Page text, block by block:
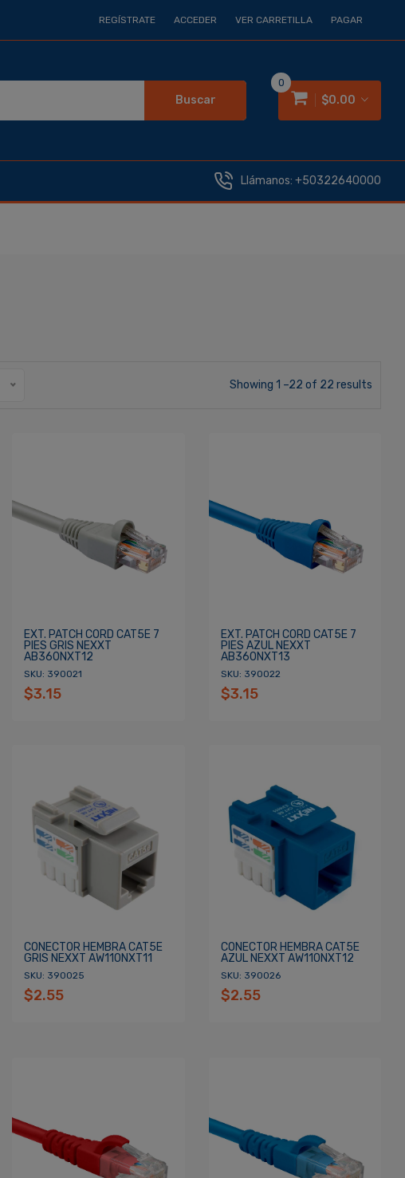
REGÍSTRATE ACCEDER VER CARRETILLA PAGAR
Buscar $0.00
0
Llámanos: +50322640000
Showing 1 –22 of 22 results
EXT. PATCH CORD CAT5E 7
PIES GRIS NEXXT
AB360NXT12
SKU: 390021
$3.15
EXT. PATCH CORD CAT5E 7
PIES AZUL NEXXT
AB360NXT13
SKU: 390022
$3.15
CONECTOR HEMBRA CAT5E
GRIS NEXXT AW110NXT11
SKU: 390025
$2.55
CONECTOR HEMBRA CAT5E
AZUL NEXXT AW110NXT12
SKU: 390026
$2.55